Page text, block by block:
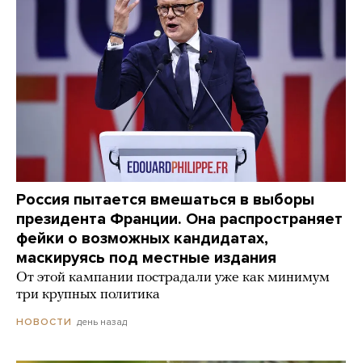
Россия пытается вмешаться в выборы
президента Франции. Она распространяет
фейки о возможных кандидатах,
маскируясь под местные издания
От этой кампании пострадали уже как минимум
три крупных политика
НОВОСТИ день назад